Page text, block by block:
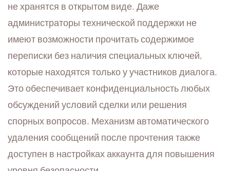
не хранятся в открытом виде. Даже
администраторы технической поддержки не
имеют возможности прочитать содержимое
переписки без наличия специальных ключей,
которые находятся только у участников диалога.
Это обеспечивает конфиденциальность любых
обсуждений условий сделки или решения
спорных вопросов. Механизм автоматического
удаления сообщений после прочтения также
доступен в настройках аккаунта для повышения